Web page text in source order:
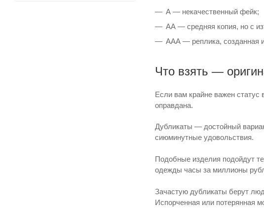
А — некачественный фейк;
АА — средняя копия, но с
ААА — реплика, созданная
Что взять —
Если вам крайне важен
оправдана.
Дубликаты — достойный
сиюминутные удовольствия.
Подобные изделия подойдут
одежды часы за миллионы
Зачастую дубликаты берут
Испорченная или потерянная